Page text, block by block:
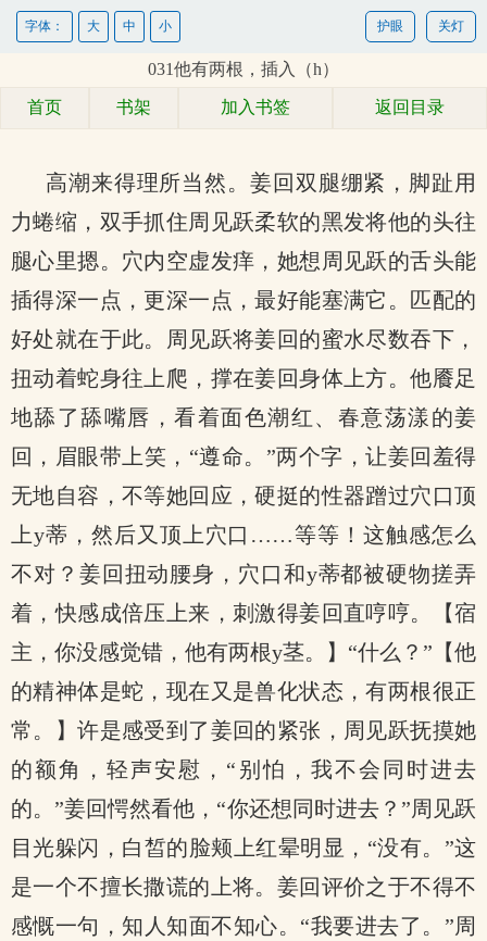
关灯
护眼
字体： 大 中 小
031他有两根，插入（h）
首页 书架 加入书签 返回目录
高潮来得理所当然。姜回双腿绷紧，脚趾用
力蜷缩，双手抓住周见跃柔软的黑发将他的头往
腿心里摁。穴内空虚发痒，她想周见跃的舌头能
插得深一点，更深一点，最好能塞满它。匹配的
好处就在于此。周见跃将姜回的蜜水尽数吞下，
扭动着蛇身往上爬，撑在姜回身体上方。他餍足
地舔了舔嘴唇，看着面色潮红、春意荡漾的姜
回，眉眼带上笑，“遵命。”两个字，让姜回羞得
无地自容，不等她回应，硬挺的性器蹭过穴口顶
上y蒂，然后又顶上穴口……等等！这触感怎么
不对？姜回扭动腰身，穴口和y蒂都被硬物搓弄
着，快感成倍压上来，刺激得姜回直哼哼。【宿
主，你没感觉错，他有两根y茎。】“什么？”【他
的精神体是蛇，现在又是兽化状态，有两根很正
常。】许是感受到了姜回的紧张，周见跃抚摸她
的额角，轻声安慰，“别怕，我不会同时进去
的。”姜回愕然看他，“你还想同时进去？”周见跃
目光躲闪，白皙的脸颊上红晕明显，“没有。”这
是一个不擅长撒谎的上将。姜回评价之于不得不
感慨一句，知人知面不知心。“我要进去了。”周